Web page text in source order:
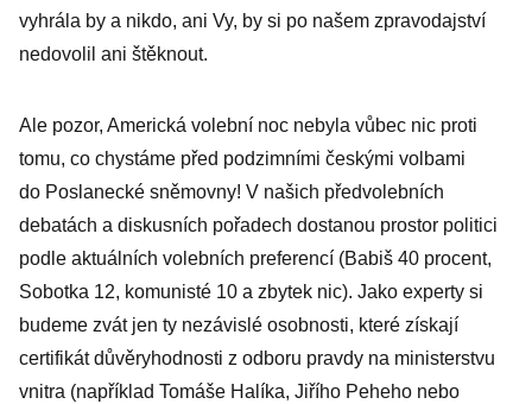
vyhrála by a nikdo, ani Vy, by si po našem zpravodajství
nedovolil ani štěknout.
Ale pozor, Americká volební noc nebyla vůbec nic proti
tomu, co chystáme před podzimními českými volbami
do Poslanecké sněmovny! V našich předvolebních
debatách a diskusních pořadech dostanou prostor politici
podle aktuálních volebních preferencí (Babiš 40 procent,
Sobotka 12, komunisté 10 a zbytek nic). Jako experty si
budeme zvát jen ty nezávislé osobnosti, které získají
certifikát důvěryhodnosti z odboru pravdy na ministerstvu
vnitra (například Tomáše Halíka, Jiřího Peheho nebo